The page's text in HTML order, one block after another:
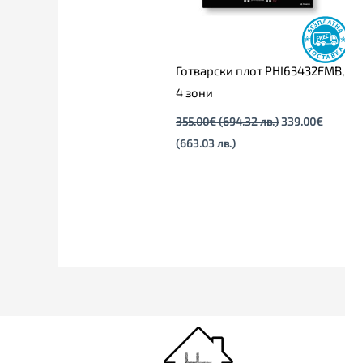
Готварски плот PHI63432FMB,
4 зони
355.00€(694.32 лв.)339.00€
(663.03 лв.)